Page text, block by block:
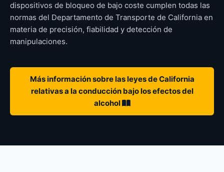
dispositivos de bloqueo de bajo coste cumplen todas las
normas del Departamento de Transporte de California en
materia de precisión, fiabilidad y detección de
manipulaciones.
Más información sobre las leyes de California
relativas a la conducción bajo los efectos del
alcohol